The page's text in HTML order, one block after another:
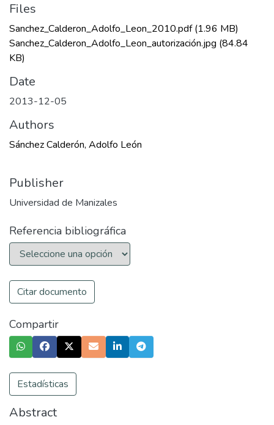
Files
Sanchez_Calderon_Adolfo_Leon_2010.pdf(1.96 MB)
Sanchez_Calderon_Adolfo_Leon_autorización.jpg (84.84
KB)
Date
2013-12-05
Authors
Sánchez Calderón, Adolfo León
Publisher
Universidad de Manizales
Referencia bibliográfica
Citar documento
Compartir
Estadísticas
Abstract